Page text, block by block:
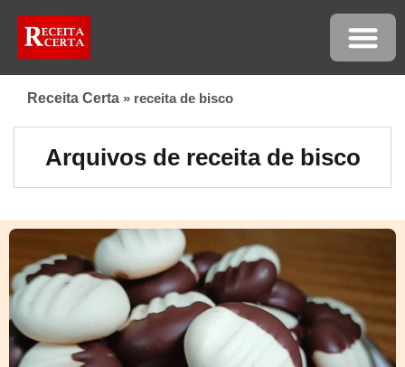
Receita Certa » receita de bisco
Arquivos de receita de bisco